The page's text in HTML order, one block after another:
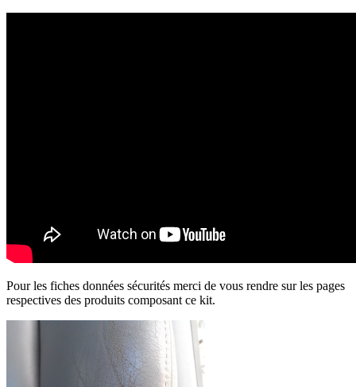
Pour les fiches données sécurités merci de vous rendre sur les pages
respectives des produits composant ce kit.